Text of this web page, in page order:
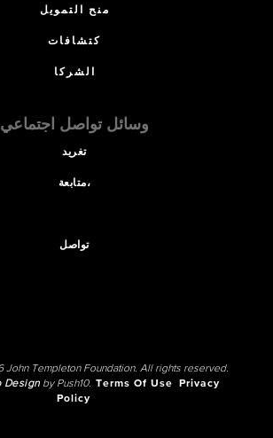
منح التمويل
كتشافات
الشركا
وسائل تواصل اجتماعي
تغريد
متابعة،
تواصل
John Templeton Foundation. All rights reserved.
Designby Push10. Terms Of Use
Privacy
Policy